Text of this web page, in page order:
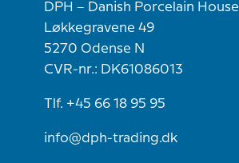
DPH – Danish Porcelain House
Løkkegravene 49
5270 Odense N
CVR-nr.: DK61086013
Tlf. +45 66 18 95 95
info@dph-trading.dk